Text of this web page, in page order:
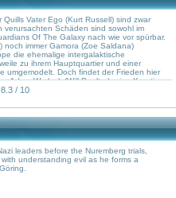
Vater Ego (Kurt Russell) sind zwar
verursachten Schäden sind sowohl im
Of The Galaxy nach wie vor spürbar.
noch immer Gamora (Zoe Saldana)
die ehemalige intergalaktische
zu ihrem Hauptquartier und einer
umgemodelt. Doch findet der Frieden hier
Adam Warlock (Will Poulter), eine Kreation
Ayesha (Elizabeth Debicki),
im Original: Vin Diesel) und Co.
die eng mit der traumatischen
Cooper) verknüpft ist, welcher einst vom
Evolutionary (Chukwudi Iwuji) erschaffen
8.3 / 10
leaders before the Nuremberg trials,
understanding evil as he forms a